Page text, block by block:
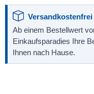
Ab einem Bestellwert
Einkaufsparadies Ihre
Ihnen nach Hause.